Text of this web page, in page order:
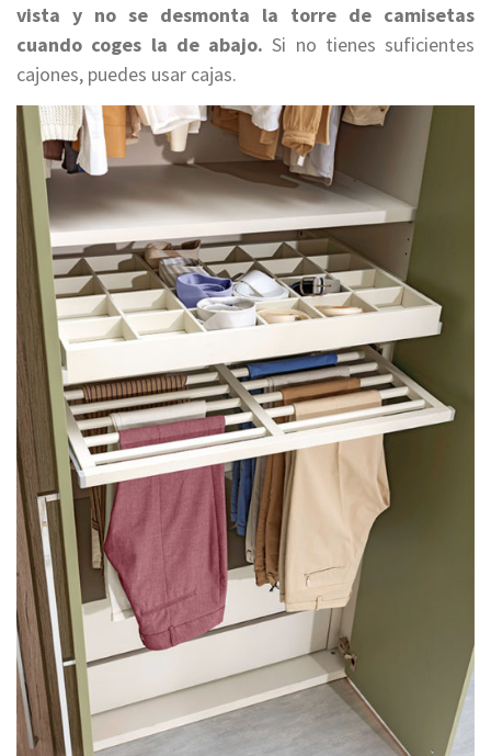
vista y no se desmonta la torre de camisetas
cuando coges la de abajo. Si no tienes suficientes
cajones, puedes usar cajas.